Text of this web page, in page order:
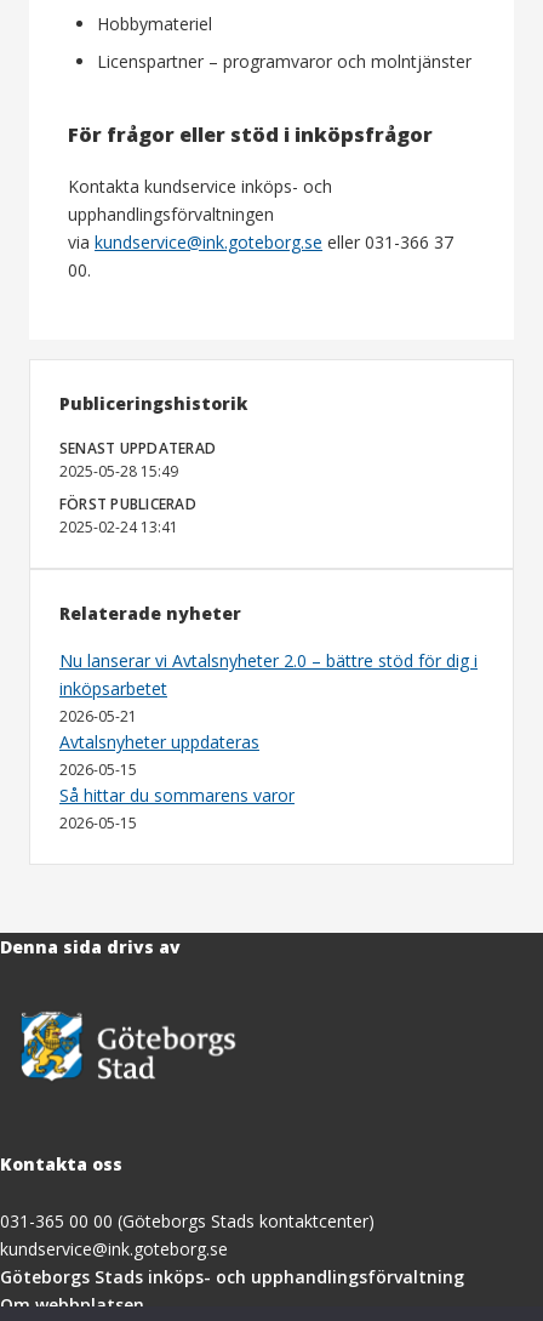
Hobbymateriel
Licenspartner – programvaror och molntjänster
För frågor eller stöd i inköpsfrågor
Kontakta kundservice inköps- och
upphandlingsförvaltningen
via kundservice@ink.goteborg.se eller 031-366 37
00.
Publiceringshistorik
SENAST UPPDATERAD
2025-05-28 15:49
FÖRST PUBLICERAD
2025-02-24 13:41
Relaterade nyheter
Nu lanserar vi Avtalsnyheter 2.0 – bättre stöd för dig i
inköpsarbetet
2026-05-21
Avtalsnyheter uppdateras
2026-05-15
Så hittar du sommarens varor
2026-05-15
Denna sida drivs av
Kontakta oss
031-365 00 00 (Göteborgs Stads kontaktcenter)
kundservice@ink.goteborg.se
Göteborgs Stads inköps- och upphandlingsförvaltning(öppnas
Om webbplatsen